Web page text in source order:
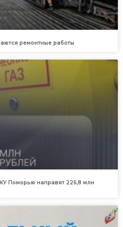
ремонтные работы
Поморью направят 226,8 млн